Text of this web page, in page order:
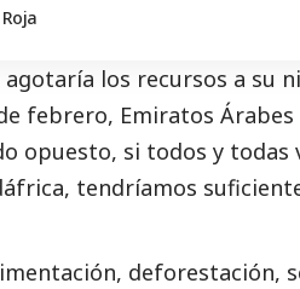
los recursos a su
febrero, Emiratos Árabes
opuesto, si todos y
tendríamos
deforestación,